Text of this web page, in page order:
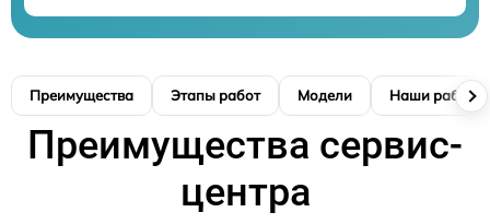
Преимущества Этапы работ Модели Наши работы
Преимущества сервис-
центра